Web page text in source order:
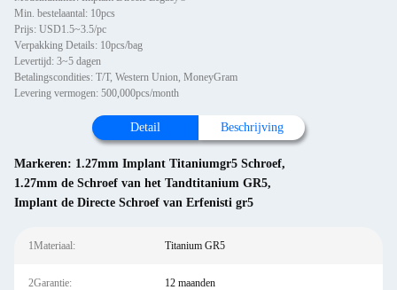
Min. bestelaantal: 10pcs
Prijs: USD1.5~3.5/pc
Verpakking Details: 10pcs/bag
Levertijd: 3~5 dagen
Betalingscondities: T/T, Western Union, MoneyGram
Levering vermogen: 500,000pcs/month
Detail Beschrijving
Markeren: 1.27mm Implant Titaniumgr5 Schroef,
1.27mm de Schroef van het Tandtitanium GR5,
Implant de Directe Schroef van Erfenisti gr5
1Materiaal: Titanium GR5
2Garantie: 12 maanden